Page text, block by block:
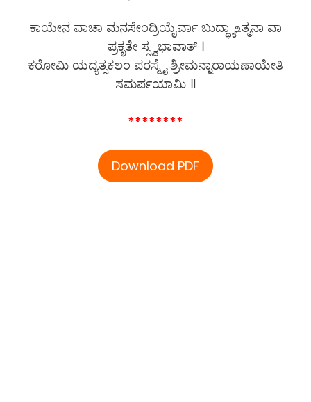
ಕಾಯೇನ ವಾಚಾ ಮನಸೇಂದ್ರಿಯೈರ್ವಾ ಬುದ್ಧ್ಯಾ‌உತ್ಮನಾ ವಾ
ಪ್ರಕೃತೇ ಸ್ಸ್ವಭಾವಾತ್ ।
ಕರೋಮಿ ಯದ್ಯತ್ಸಕಲಂ ಪರಸ್ಮೈ ಶ್ರೀಮನ್ನಾರಾಯಣಾಯೇತಿ
ಸಮರ್ಪಯಾಮಿ ॥
********
Download PDF